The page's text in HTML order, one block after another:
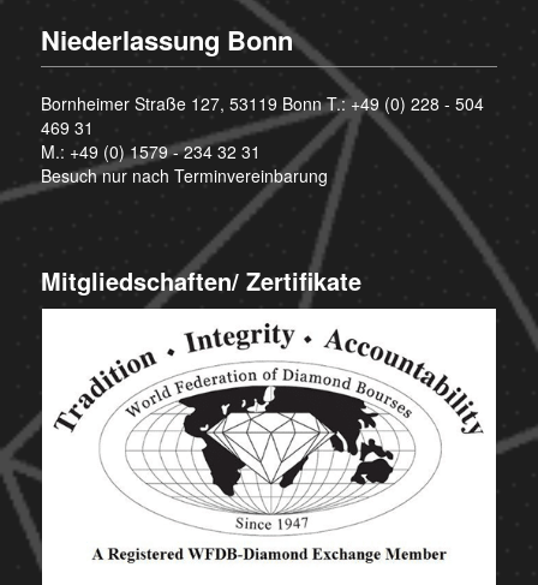
Niederlassung Bonn
Bornheimer Straße 127, 53119 Bonn T.:+49 (0) 228 - 504
469 31
M.: +49 (0) 1579 - 234 32 31
Besuch nur nach Terminvereinbarung
Mitgliedschaften/ Zertifikate